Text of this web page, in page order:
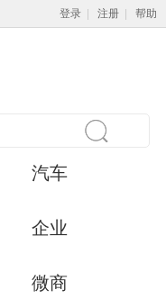
登录 注册 帮助
汽车
企业
微商